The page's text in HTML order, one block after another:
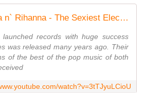
Diamonds - Bossa n` Rihanna - The Sexiest Electro-bossa Songbook of Rihanna - New 2017
records with huge success
was released many years ago. Their
of the best of the pop music of both
watch?v=3tTJyuLCioU